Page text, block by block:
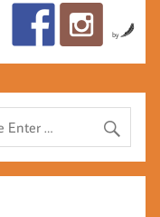
by